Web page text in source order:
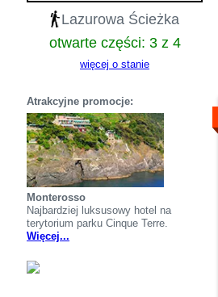
Lazurowa Ścieżka
otwarte części: 3 z 4
więcej o stanie
Atrakcyjne promocje:
Monterosso
Najbardziej luksusowy hotel na
terytorium parku Cinque Terre.
Więcej...